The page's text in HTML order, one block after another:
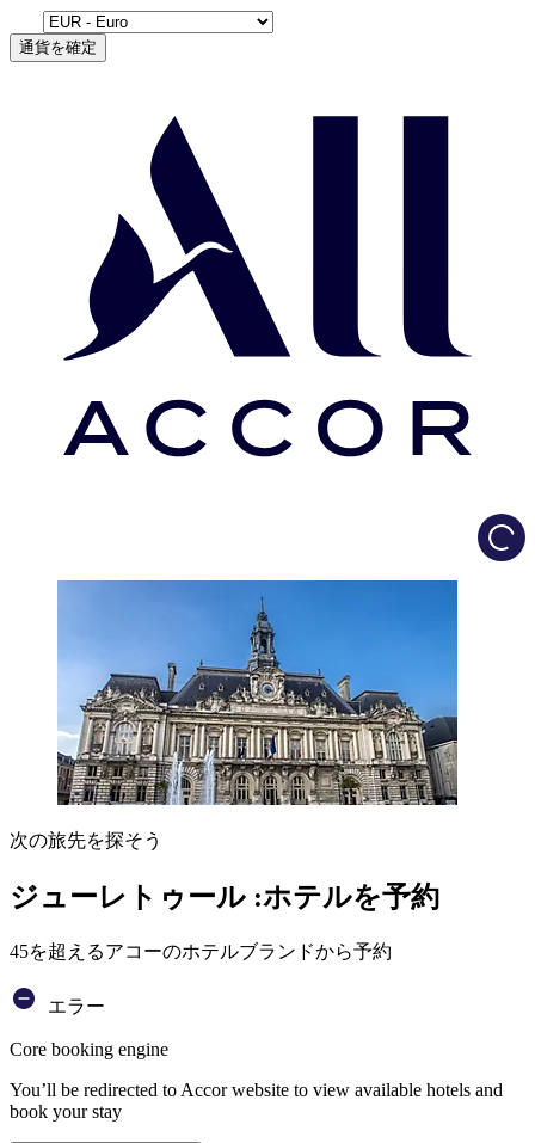
通貨を確定
次の旅先を探そう
ジューレトゥール :ホテルを予約
45を超えるアコーのホテルブランドから予約
エラー
Core booking engine
You’ll be redirected to Accor website to view available hotels and
book your stay